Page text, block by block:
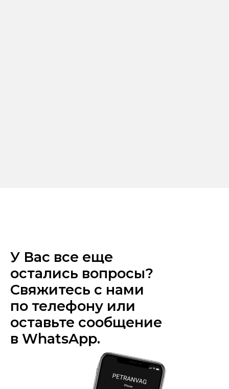
У Вас все еще
остались вопросы?
Свяжитесь с нами
по телефону или
оставьте сообщение
в WhatsApp.